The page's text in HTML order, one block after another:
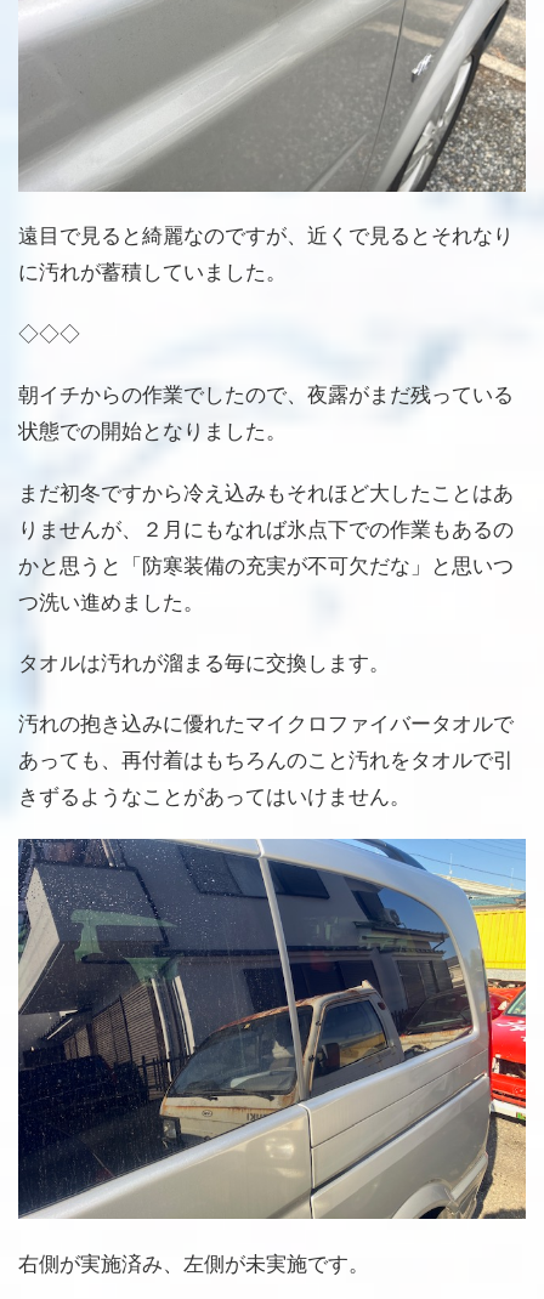
遠目で見ると綺麗なのですが、近くで見るとそれなり
に汚れが蓄積していました。
◇◇◇
朝イチからの作業でしたので、夜露がまだ残っている
状態での開始となりました。
まだ初冬ですから冷え込みもそれほど大したことはあ
りませんが、２月にもなれば氷点下での作業もあるの
かと思うと「防寒装備の充実が不可欠だな」と思いつ
つ洗い進めました。
タオルは汚れが溜まる毎に交換します。
汚れの抱き込みに優れたマイクロファイバータオルで
あっても、再付着はもちろんのこと汚れをタオルで引
きずるようなことがあってはいけません。
右側が実施済み、左側が未実施です。